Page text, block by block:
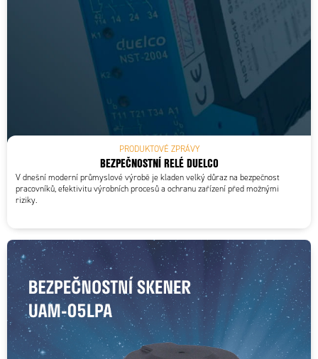
PRODUKTOVÉ ZPRÁVY
BEZPEČNOSTNÍ RELÉ DUELCO
V dnešní moderní průmyslové výrobě je kladen velký důraz na bezpečnost
pracovníků, efektivitu výrobních procesů a ochranu zařízení před možnými
riziky.